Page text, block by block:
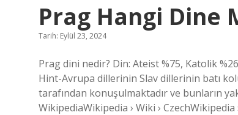
Prag Hangi Dine
Tarih: Eylül 23, 2024
Prag dini nedir? Din: Ateist %75, Katolik
Hint-Avrupa dillerinin Slav dillerinin batı
tarafından konuşulmaktadır ve bunların
WikipediaWikipedia › Wiki ›